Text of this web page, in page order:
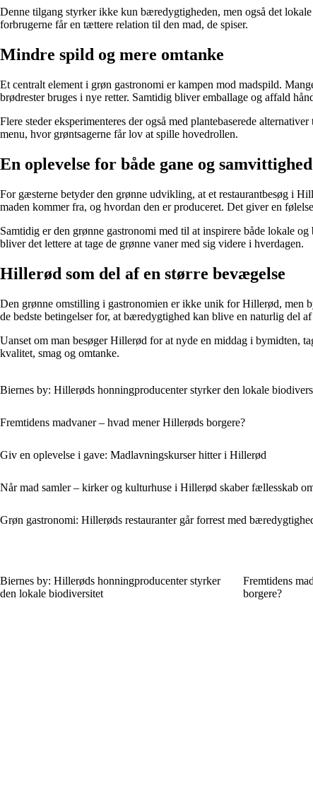
Denne tilgang styrker ikke kun bæredygtigheden, men også det
forbrugerne får en tættere relation til den mad, de spiser.
Mindre spild og mere omtanke
Et centralt element i grøn gastronomi er kampen mod madspild.
brødrester bruges i nye retter. Samtidig bliver emballage og affald
Flere steder eksperimenteres der også med plantebaserede
menu, hvor grøntsagerne får lov at spille hovedrollen.
En oplevelse for både gane og samvittighed
For gæsterne betyder den grønne udvikling, at et restaurantbesøg i
maden kommer fra, og hvordan den er produceret. Det giver en
Samtidig er den grønne gastronomi med til at inspirere både lokale
bliver det lettere at tage de grønne vaner med sig videre i hverdagen.
Hillerød som del af en større bevægelse
Den grønne omstilling i gastronomien er ikke unik for Hillerød, men
de bedste betingelser for, at bæredygtighed kan blive en naturlig del
Uanset om man besøger Hillerød for at nyde en middag i bymidten,
kvalitet, smag og omtanke.
Biernes by: Hillerøds honningproducenter styrker den lokale
Fremtidens madvaner – hvad mener Hillerøds borgere?
Giv en oplevelse i gave: Madlavningskurser hitter i Hillerød
Når mad samler – kirker og kulturhuse i Hillerød skaber fællesskab
Grøn gastronomi: Hillerøds restauranter går forrest med
Biernes by: Hillerøds honningproducenter styrker
den lokale biodiversitet
Fremtidens
borgere?